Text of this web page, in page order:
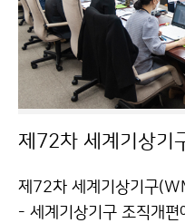
제72차 세계기상기구
- 세계기상기구 조직개